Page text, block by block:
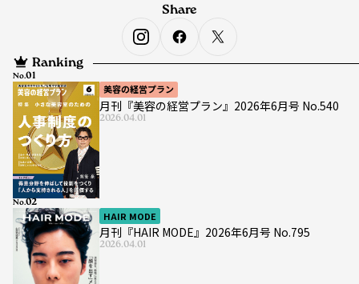
Ranking
美容の経営プラン
月刊『美容の経営プラン』2026年6月号 No.540
2026.04.01
No.
HAIR MODE
月刊『HAIR MODE』2026年6月号 No.795
2026.04.01
No.
Share